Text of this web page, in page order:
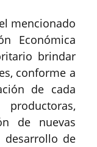
mencionado
Económica
brindar
conforme a
de cada
de nuevas
desarrollo de